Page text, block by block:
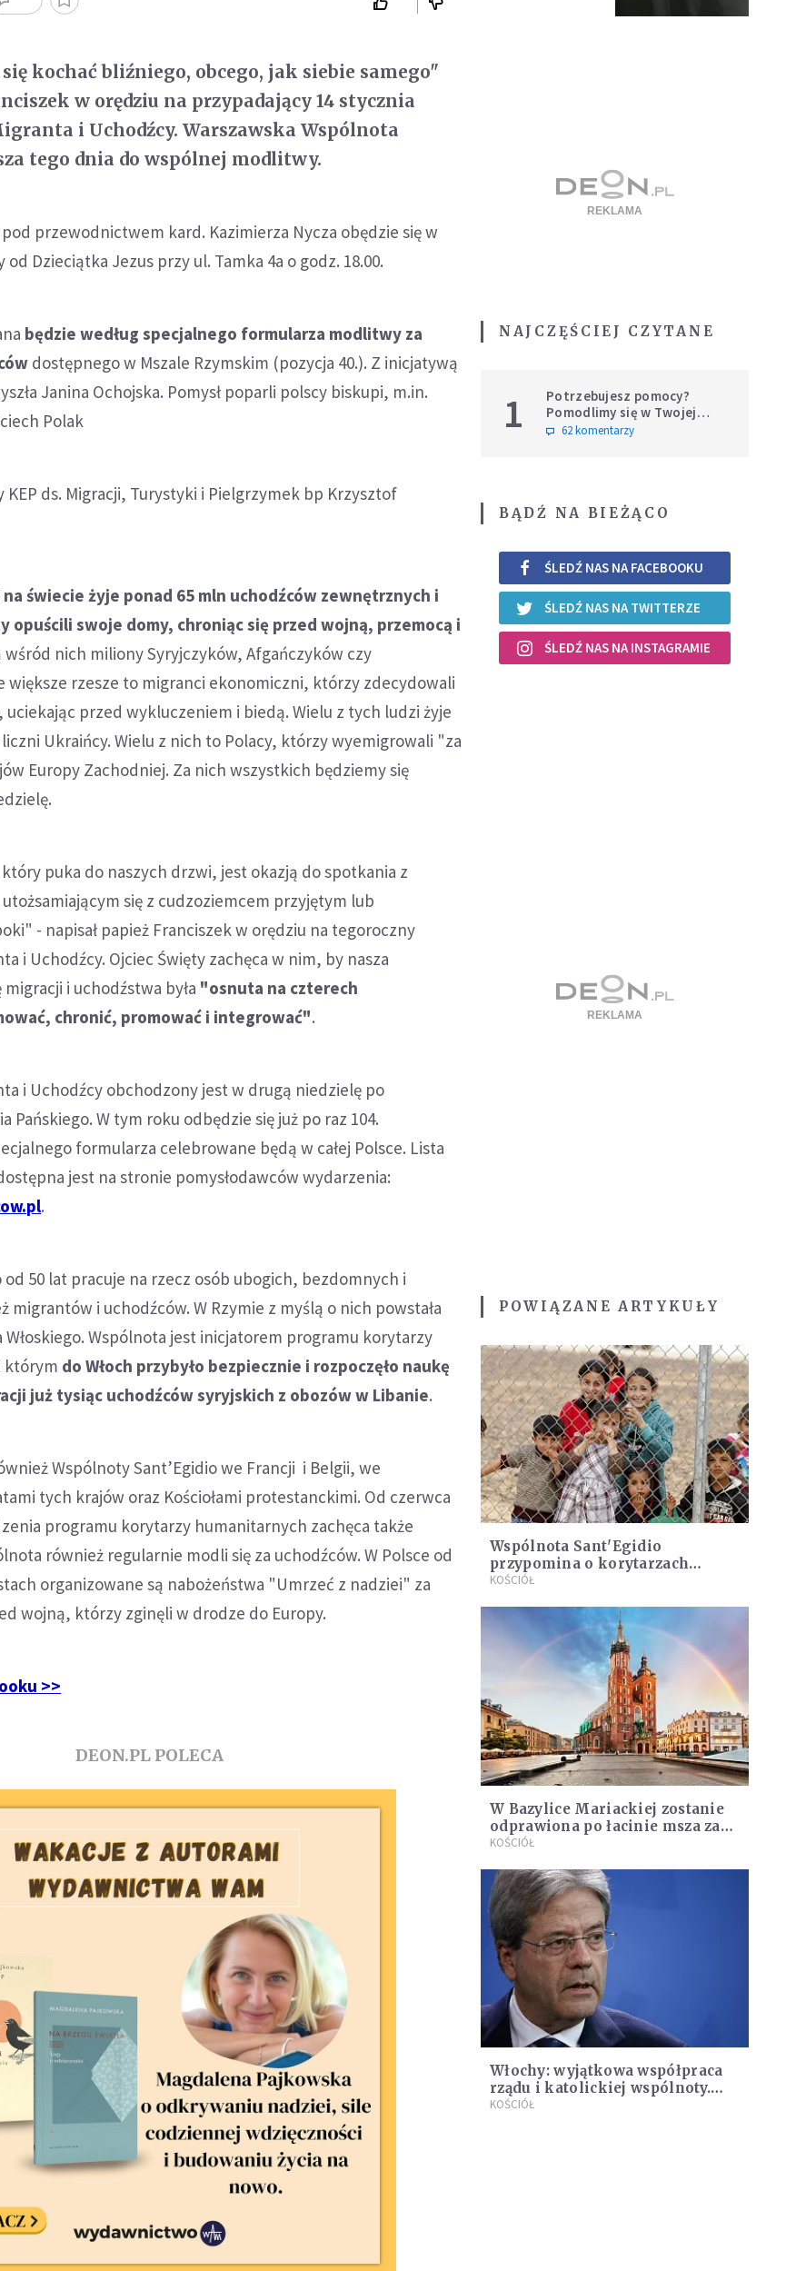
kochać bliźniego, obcego, jak siebie samego"
w orędziu na przypadający 14 stycznia
i Uchodźcy. Warszawska Wspólnota
tego dnia do wspólnej modlitwy.
przewodnictwem kard. Kazimierza Nycza obędzie się w
Dzieciątka Jezus przy ul. Tamka 4a o godz. 18.00.
będzie według specjalnego formularza modlitwy za
dostępnego w Mszale Rzymskim (pozycja 40.). Z inicjatywą
Janina Ochojska. Pomysł poparli polscy biskupi, m.in.
Polak
KEP ds. Migracji, Turystyki i Pielgrzymek bp Krzysztof
na świecie żyje ponad 65 mln uchodźców zewnętrznych i
opuścili swoje domy, chroniąc się przed wojną, przemocą i
wśród nich miliony Syryjczyków, Afgańczyków czy
większe rzesze to migranci ekonomiczni, którzy zdecydowali
uciekając przed wykluczeniem i biedą. Wielu z tych ludzi żyje
Ukraińcy. Wielu z nich to Polacy, którzy wyemigrowali "za
Europy Zachodniej. Za nich wszystkich będziemy się
puka do naszych drzwi, jest okazją do spotkania z
się z cudzoziemcem przyjętym lub
- napisał papież Franciszek w orędziu na tegoroczny
i Uchodźcy. Ojciec Święty zachęca w nim, by nasza
i uchodźstwa była "osnuta na czterech
chronić, promować i integrować".
i Uchodźcy obchodzony jest w drugą niedzielę po
Pańskiego. W tym roku odbędzie się już po raz 104.
formularza celebrowane będą w całej Polsce. Lista
jest na stronie pomysłodawców wydarzenia:
.
od 50 lat pracuje na rzecz osób ubogich, bezdomnych i
i uchodźców. W Rzymie z myślą o nich powstała
Włoskiego. Wspólnota jest inicjatorem programu korytarzy
którym do Włoch przybyło bezpiecznie i rozpoczęło naukę
już tysiąc uchodźców syryjskich z obozów w Libanie.
Wspólnoty Sant’Egidio we Francji i Belgii, we
tych krajów oraz Kościołami protestanckimi. Od czerwca
programu korytarzy humanitarnych zachęca także
również regularnie modli się za uchodźców. W Polsce od
organizowane są nabożeństwa "Umrzeć z nadziei" za
wojną, którzy zginęli w drodze do Europy.
>>
DEON.PL POLECA
NAJCZĘŚCIEJ CZYTANE
1
Potrzebujesz pomocy?
Pomodlimy się w Twojej
intencji
62 komentarzy
BĄDŹ NA BIEŻĄCO
ŚLEDŹ NAS NA FACEBOOKU
ŚLEDŹ NAS NA TWITTERZE
ŚLEDŹ NAS NA INSTAGRAMIE
POWIĄZANE ARTYKUŁY
Wspólnota Sant'Egidio
przypomina o korytarzach
humanitarnych jako odpowiedzi
KOŚCIÓŁ
W Bazylice Mariackiej zostanie
odprawiona po łacinie msza za
uchodźców
KOŚCIÓŁ
Włochy: wyjątkowa współpraca
rządu i katolickiej wspólnoty.
Premier podziękował
KOŚCIÓŁ